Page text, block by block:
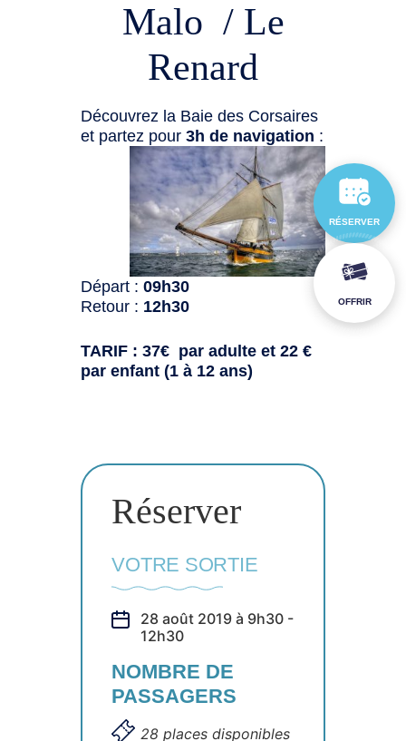
Malo / Le
Renard
Découvrez la Baie des Corsaires
et partez pour3h de navigation :
Départ :09h30
Retour : 12h30
TARIF : 37€ par adulte et 22 €
par enfant (1 à 12 ans)
Réserver
VOTRE SORTIE
28 août 2019 à 9h30 -
12h30
NOMBRE DE
PASSAGERS
28 places disponibles
RÉSERVER
OFFRIR